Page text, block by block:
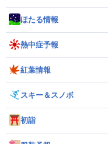
ほたる情報
熱中症予報
紅葉情報
スキー＆スノボ
初詣